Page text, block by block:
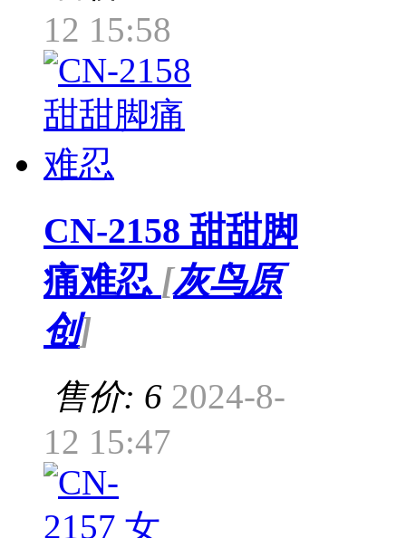
12 15:58
CN-2158 甜甜脚
痛难忍 [灰鸟原
创]
售价: 6 2024-8-
12 15:47